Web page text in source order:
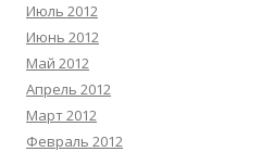
Июль 2012
Июнь 2012
Май 2012
Апрель 2012
Март 2012
Февраль 2012